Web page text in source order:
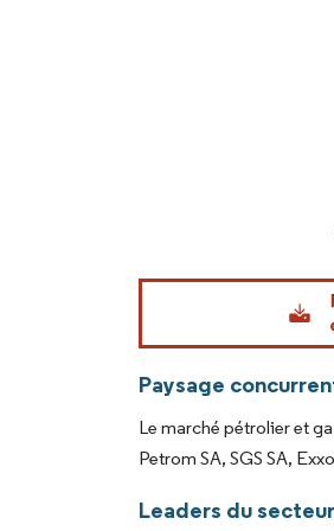
Image © Mordor Intelligence.
Paysage
Le marché pétrolier et
Petrom SA, SGS SA,
Leaders du